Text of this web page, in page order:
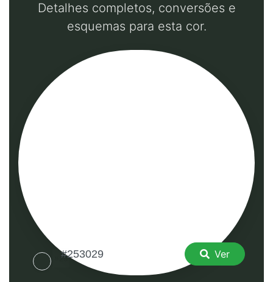
Detalhes completos, conversões e
esquemas para esta cor.
Ver